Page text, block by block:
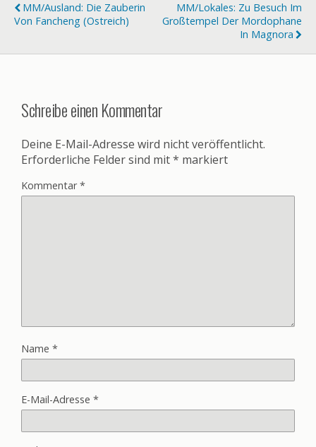
MM/Ausland: Die Zauberin
Von Fancheng (Ostreich)
MM/Lokales: Zu Besuch Im
Großtempel Der Mordophane
In Magnora
Schreibe einen Kommentar
Deine E-Mail-Adresse wird nicht veröffentlicht.
Erforderliche Felder sind mit* markiert
Kommentar*
Name *
E-Mail-Adresse *